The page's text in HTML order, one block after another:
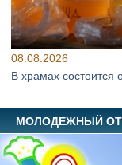
08.08.2026
В храмах
МОЛОДЕЖНЫЙ